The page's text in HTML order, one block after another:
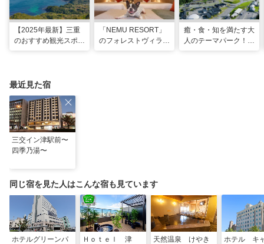
【2025年最新】三重
のおすすめ観光スポッ
まで
「NEMU RESORT」
のフォレストヴィラ
癒・食・知を満たす大
人のテーマパーク！
最近見た宿
三交イン津駅前〜
四季乃湯〜
同じ宿を見た人はこんな宿も見ています
ホテルグリーンパ
Ｈｏｔｅｌ 津
天然温泉 けやき
ホテル キ